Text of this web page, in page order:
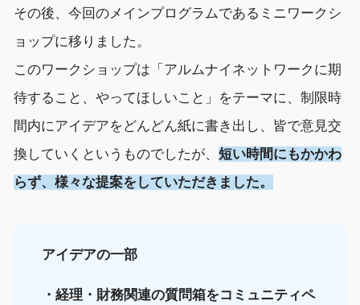
その後、今回のメインプログラムである ミニワーク シ
ョップに移りました。
このワークショップは「アルムナイネットワークに期
待すること、やってほしいこと」をテーマに、制限時
間内にアイデアをどんどん紙に書き出し、皆で意見交
換していくというものでしたが、 短い時間に もかかわ
らず、様々な提案をしていただき ました。
アイデアの一部
・経理・財務関連の質問箱をコミュニティペ